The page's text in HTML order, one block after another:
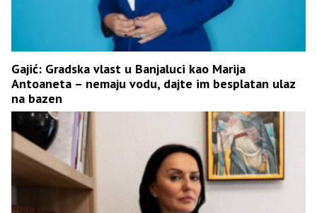
Gajić: Gradska vlast u Banjaluci kao Marija
Antoaneta – nemaju vodu, dajte im besplatan ulaz
na bazen